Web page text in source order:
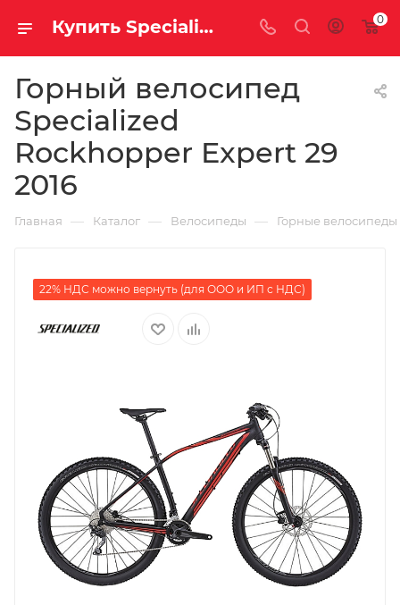
Купить Specialized Rockhopper Expert 29 2016 за рублей, а со скидкой 0
Горный велосипед
Specialized
Rockhopper Expert 29
2016
Главная — Каталог — Велосипеды — Горные велосипеды
22% НДС можно вернуть (для ООО и ИП с НДС)